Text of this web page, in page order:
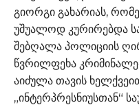
გიორგი გახარიას,
უშუალოდ კურირებდა
შებღალა პოლიციის
წვრილფეხა
აიძულა თავის
„ინტერპრესნიუსთან“